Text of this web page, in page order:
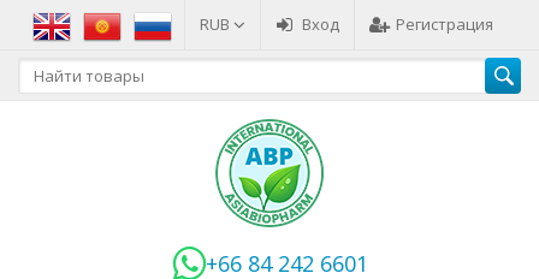
RUB Вход Регистрация
+66 84 242 6601